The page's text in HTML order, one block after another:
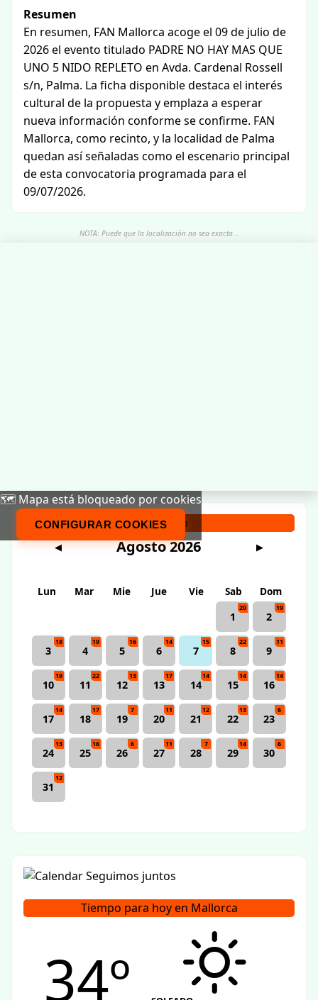
Resumen
En resumen, FAN Mallorca acoge el 09 de julio de
2026 el evento titulado PADRE NO HAY MAS QUE
UNO 5 NIDO REPLETO en Avda. Cardenal Rossell
s/n, Palma. La ficha disponible destaca el interés
cultural de la propuesta y emplaza a esperar
nueva información conforme se confirme. FAN
Mallorca, como recinto, y la localidad de Palma
quedan así señaladas como el escenario principal
de esta convocatoria programada para el
09/07/2026.
NOTA: Puede que la localización no sea exacta...
🗺️ Mapa está bloqueado por cookies
CONFIGURAR COOKIES
Calendario
◀ Agosto 2026 ▶
Lun Mar Mie Jue Vie Sab
Dom
1
20
2
19
3
18
4
19
5
16
6
14
7
15
8
22
9
11
10
19
11
22
12
13
13
17
14
14
15
14
16
14
17
14
18
17
19
7
20
11
21
12
22
13
23
6
24
13
25
16
26
6
27
11
28
7
29
14
30
6
31
12
Tiempo para hoy en Mallorca
34º